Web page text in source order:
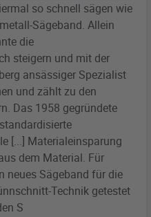
so schnell sägen wie
-Sägeband. Allein
die
steigern und mit der
ansässiger Spezialist
und zählt zu den
. Das 1958 gegründete
[...] Materialeinsparung
dem Material. Für
neues Sägeband für die
Technik getestet
S